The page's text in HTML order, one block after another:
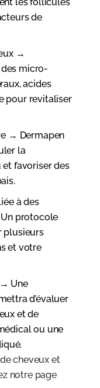
de
→
des micro-
acides
pour revitaliser
→ Dermapen
la
favoriser des
à des
protocole
plusieurs
et votre
Une
d’évaluer
et de
ou une
cheveux et
notre page